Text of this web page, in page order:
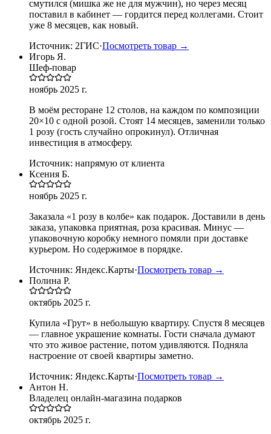
смутился (мишка же не для мужчин), но через месяц
поставил в кабинет — гордится перед коллегами. Стоит
уже 8 месяцев, как новый.
Источник: 2ГИС·Посмотреть товар →
Игорь Я.
Шеф-повар
ноябрь 2025 г.
В моём ресторане 12 столов, на каждом по композиции
20×10 с одной розой. Стоят 14 месяцев, заменили только
1 розу (гость случайно опрокинул). Отличная
инвестиция в атмосферу.
Источник: напрямую от клиента
Ксения Б.
ноябрь 2025 г.
Заказала «1 розу в колбе» как подарок. Доставили в день
заказа, упаковка приятная, роза красивая. Минус —
упаковочную коробку немного помяли при доставке
курьером. Но содержимое в порядке.
Источник: Яндекс.Карты·Посмотреть товар →
Полина Р.
октябрь 2025 г.
Купила «Грут» в небольшую квартиру. Спустя 8 месяцев
— главное украшение комнаты. Гости сначала думают
что это живое растение, потом удивляются. Подняла
настроение от своей квартиры заметно.
Источник: Яндекс.Карты·Посмотреть товар →
Антон Н.
Владелец онлайн-магазина подарков
октябрь 2025 г.